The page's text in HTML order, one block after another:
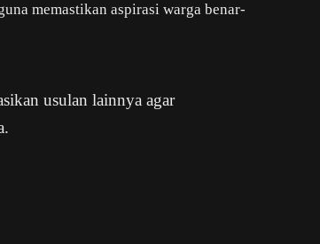
memastikan aspirasi warga benar-
usulan lainnya agar